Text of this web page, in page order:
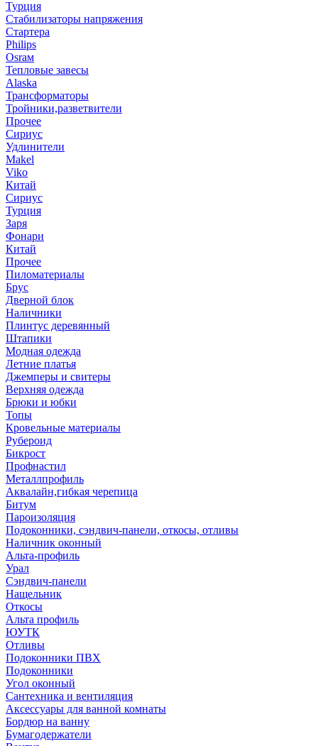
Турция
Стабилизаторы напряжения
Стартера
Philips
Оsrам
Тепловые завесы
Alaska
Трансформаторы
Тройники,разветвители
Прочее
Сириус
Удлинители
Makel
Viko
Китай
Сириус
Турция
Заря
Фонари
Китай
Прочее
Пиломатериалы
Брус
Дверной блок
Наличники
Плинтус деревянный
Штапики
Модная одежда
Летние платья
Джемперы и свитеры
Верхняя одежда
Брюки и юбки
Топы
Кровельные материалы
Рубероид
Бикрост
Профнастил
Металлпрофиль
Аквалайн,гибкая черепица
Битум
Пароизоляция
Подоконники, сэндвич-панели, откосы, отливы
Наличник оконный
Альта-профиль
Урал
Сэндвич-панели
Нащельник
Откосы
Альта профиль
ЮУТК
Отливы
Подоконники ПВХ
Подоконники
Угол оконный
Сантехника и вентиляция
Аксессуары для ванной комнаты
Бордюр на ванну
Бумагодержатели